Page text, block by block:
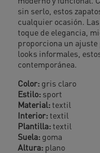
sin serlo, estos
cualquier ocasión.
toque de elegancia,
proporciona un ajuste
looks informales,
contemporánea.
Color: gris claro
Estilo: sport
Material:textil
Interior:textil
Plantilla:textil
Suela: goma
Altura: plano